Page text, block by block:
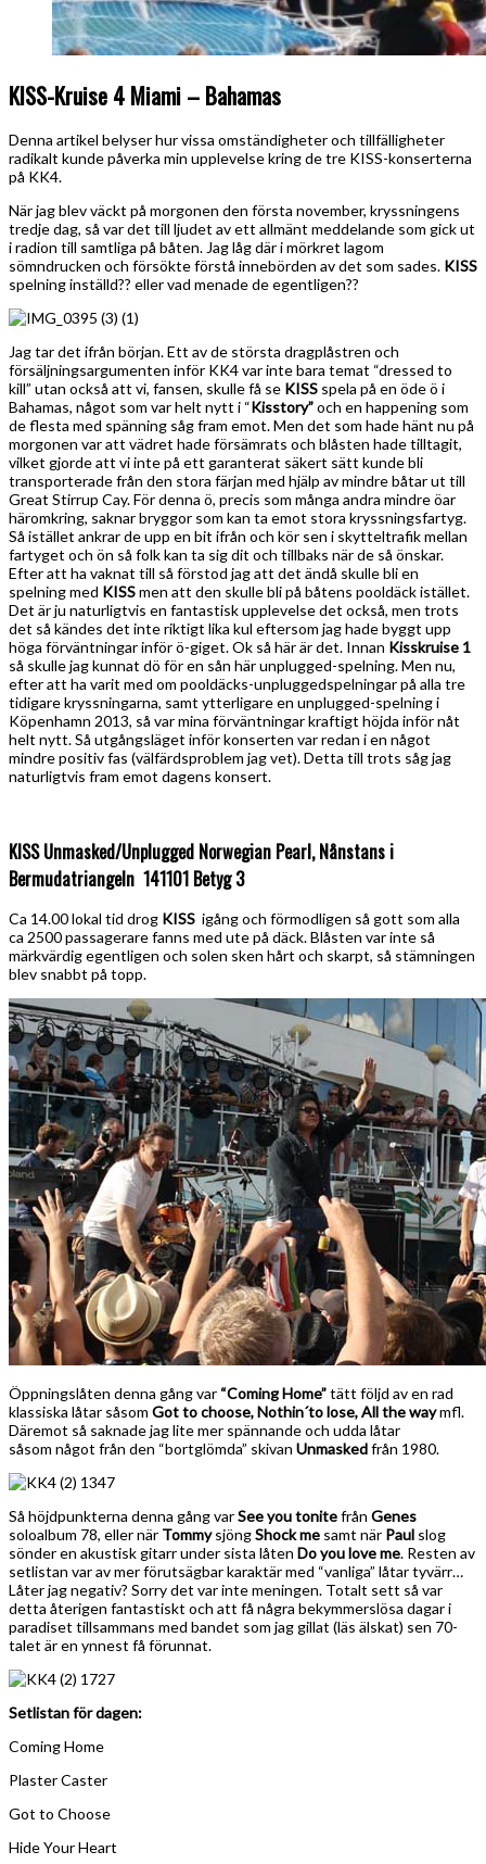
KISS-Kruise 4 Miami – Bahamas
Denna artikel belyser hur vissa omständigheter och tillfälligheter
radikalt kunde påverka min upplevelse kring de tre KISS-konserterna
på KK4.
När jag blev väckt på morgonen den första november, kryssningens
tredje dag, så var det till ljudet av ett allmänt meddelande som gick ut
i radion till samtliga på båten. Jag låg där i mörkret lagom
sömndrucken och försökte förstå innebörden av det som sades. KISS
spelning inställd?? eller vad menade de egentligen??
Jag tar det ifrån början. Ett av de största dragplåstren och
försäljningsargumenten inför KK4 var inte bara temat “dressed to
kill” utan också att vi, fansen, skulle få se KISS spela på en öde ö i
Bahamas, något som var helt nytt i “Kisstory”och en happening som
de flesta med spänning såg fram emot. Men det som hade hänt nu på
morgonen var att vädret hade försämrats och blåsten hade tilltagit,
vilket gjorde att vi inte på ett garanterat säkert sätt kunde bli
transporterade från den stora färjan med hjälp av mindre båtar ut till
Great Stirrup Cay. För denna ö, precis som många andra mindre öar
häromkring, saknar bryggor som kan ta emot stora kryssningsfartyg.
Så istället ankrar de upp en bit ifrån och kör sen i skytteltrafik mellan
fartyget och ön så folk kan ta sig dit och tillbaks när de så önskar.
Efter att ha vaknat till så förstod jag att det ändå skulle bli en
spelning med KISSmen att den skulle bli på båtens pooldäck istället.
Det är ju naturligtvis en fantastisk upplevelse det också, men trots
det så kändes det inte riktigt lika kul eftersom jag hade byggt upp
höga förväntningar inför ö-giget. Ok så här är det. Innan Kisskruise 1
så skulle jag kunnat dö för en sån här unplugged-spelning. Men nu,
efter att ha varit med om pooldäcks-unpluggedspelningar på alla tre
tidigare kryssningarna, samt ytterligare en unplugged-spelning i
Köpenhamn 2013, så var mina förväntningar kraftigt höjda inför nåt
helt nytt. Så utgångsläget inför konserten var redan i en något
mindre positiv fas (välfärdsproblem jag vet). Detta till trots såg jag
naturligtvis fram emot dagens konsert.
KISS Unmasked/Unplugged Norwegian Pearl, Nånstans i
Bermudatriangeln 141101 Betyg 3
Ca 14.00 lokal tid drog KISS igång och förmodligen så gott som alla
ca 2500 passagerare fanns med ute på däck. Blåsten var inte så
märkvärdig egentligen och solen sken hårt och skarpt, så stämningen
blev snabbt på topp.
Öppningslåten denna gång var “Coming Home”tätt följd av en rad
klassiska låtar såsom Got to choose, Nothin´to lose, All the waymfl.
Däremot så saknade jag lite mer spännande och udda låtar
såsom något från den “bortglömda” skivan Unmaskedfrån 1980.
Så höjdpunkterna denna gång varSee you tonitefrån Genes
soloalbum 78, eller när TommysjöngShock me samt när Paul slog
sönder en akustisk gitarr under sista låten Do you love me. Resten av
setlistan var av mer förutsägbar karaktär med “vanliga” låtar tyvärr…
Låter jag negativ? Sorry det var inte meningen. Totalt sett så var
detta återigen fantastiskt och att få några bekymmerslösa dagar i
paradiset tillsammans med bandet som jag gillat (läs älskat) sen 70-
talet är en ynnest få förunnat.
Setlistan för dagen:
Coming Home
Plaster Caster
Got to Choose
Hide Your Heart